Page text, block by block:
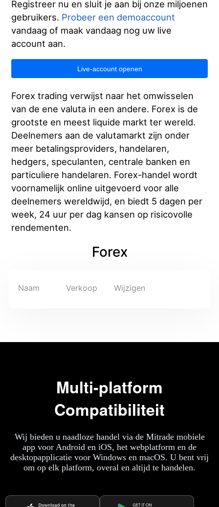
Beveiliging van klantengelden
Juridische documenten
Bahasa Melayu
繁體中文
ไทย
Tiếng việt
简体中文
Español
Português (Brasil)
Português
Deutsch
Registreer nu en sluit je aan bij onze miljoenen
gebruikers. Probeer een demoaccount
vandaag of maak vandaag nog uw live
account aan.
Live-account openen
Forex trading verwijst naar het omwisselen
van de ene valuta in een andere. Forex is de
grootste en meest liquide markt ter wereld.
Deelnemers aan de valutamarkt zijn onder
meer betalingsproviders, handelaren,
hedgers, speculanten, centrale banken en
particuliere handelaren. Forex-handel wordt
voornamelijk online uitgevoerd voor alle
deelnemers wereldwijd, en biedt 5 dagen per
week, 24 uur per dag kansen op risicovolle
rendementen.
Forex
Naam Verkoop Wijzigen
Multi-platform
Compatibiliteit
Wij bieden u naadloze handel via de Mitrade mobiele
app voor Android en iOS, het webplatform en de
desktopapplicatie voor Windows en macOS. U bent vrij
om op elk platform, overal en altijd te handelen.